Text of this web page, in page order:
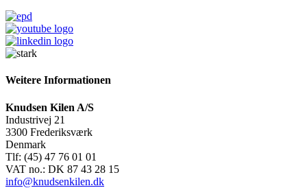
Weitere Informationen
Knudsen Kilen A/S
Industrivej 21
3300 Frederiksværk
Denmark
Tlf: (45) 47 76 01 01
VAT no.: DK 87 43 28 15
info@knudsenkilen.dk